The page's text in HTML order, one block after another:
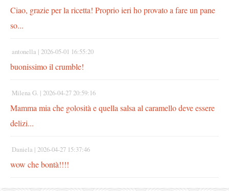
Ciao, grazie per la ricetta! Proprio ieri ho provato a fare un pane
so...
antonella | 2026-05-01 16:55:20
buonissimo il crumble!
Milena G. | 2026-04-27 20:59:16
Mamma mia che golosità e quella salsa al caramello deve essere
delizi...
Daniela | 2026-04-27 15:37:46
wow che bontà!!!!